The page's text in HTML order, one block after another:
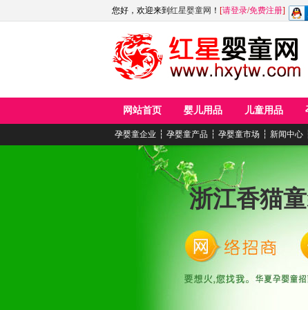
您好，欢迎来到 红星婴童网 ！ [请登录/免费注册]
网站首页 婴儿用品 儿童用品
孕婴童企业 ┆ 孕婴童产品 ┆ 孕婴童市场 ┆ 新闻中心
浙江香猫